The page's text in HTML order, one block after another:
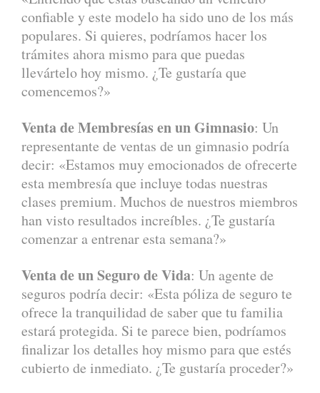
confiable y este modelo ha sido uno de los más
populares. Si quieres, podríamos hacer los
trámites ahora mismo para que puedas
llevártelo hoy mismo. ¿Te gustaría que
comencemos?»
Venta de Membresías en un Gimnasio: Un
representante de ventas de un gimnasio podría
decir: «Estamos muy emocionados de ofrecerte
esta membresía que incluye todas nuestras
clases premium. Muchos de nuestros miembros
han visto resultados increíbles. ¿Te gustaría
comenzar a entrenar esta semana?»
Venta de un Seguro de Vida: Un agente de
seguros podría decir: «Esta póliza de seguro te
ofrece la tranquilidad de saber que tu familia
estará protegida. Si te parece bien, podríamos
finalizar los detalles hoy mismo para que estés
cubierto de inmediato. ¿Te gustaría proceder?»